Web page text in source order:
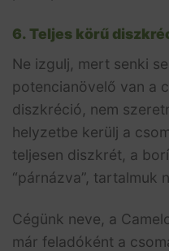
6. Teljes körű
Ne izgulj, mert senki
potencianövelő van a
diszkréció, nem
helyzetbe kerülj a
teljesen diszkrét, a
“párnázva”, tartalmuk
Cégünk neve, a
már feladóként a